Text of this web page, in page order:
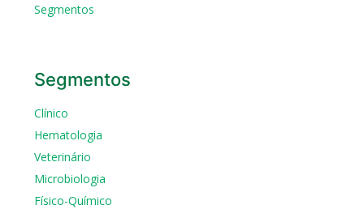
Segmentos
Segmentos
Clínico
Hematologia
Veterinário
Microbiologia
Físico-Químico